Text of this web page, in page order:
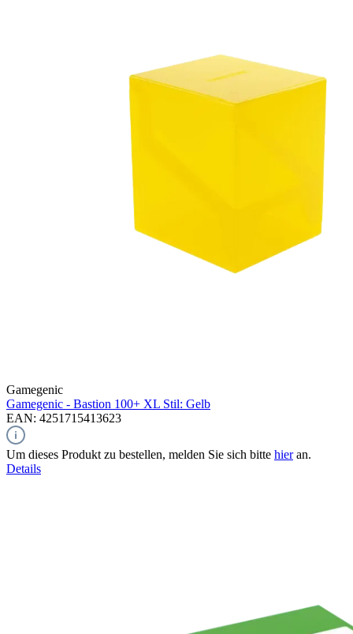
Gamegenic
Gamegenic - Bastion 100+ XL Stil: Gelb
EAN: 4251715413623
Um dieses Produkt zu bestellen, melden Sie sich bitte hieran.
Details